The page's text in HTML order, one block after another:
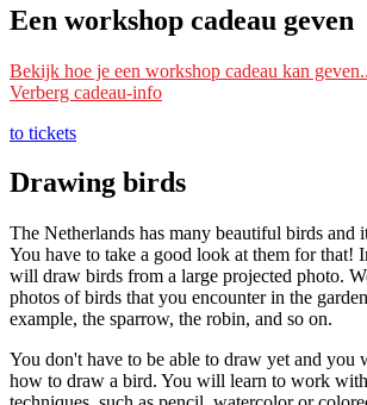
Een workshop cadeau geven
Ik wil deze workshop als cadeau geven
en vermeld bij ‘Opmerking’ voor wie het is. Wij
Je kunt ook ‘datum nog te kiezen
doorgeeft om mee te doen.
Lees s.v.p. ook deAlgemene voorwaarden,
‘Inschrijving als cadeau’.
Wil je dat de ontvanger zelf een workshop kan
Bekijk hoe je een workshop cadeau kan
Verberg cadeau-info
to tickets
Drawing birds
The Netherlands has many beautiful birds and
You have to take a good look at them for that!
will draw birds from a large projected photo.
photos of birds that you encounter in the
example, the sparrow, the robin, and so on.
You don't have to be able to draw yet and you
how to draw a bird. You will learn to work